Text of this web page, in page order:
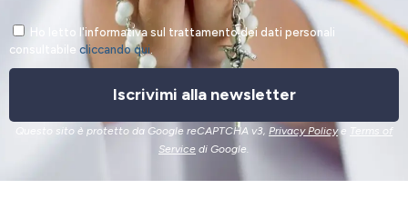
Ho letto l'informativa sul trattamento dei dati personali
consultabile cliccando qui.
Iscrivimi alla newsletter
Questo sito è protetto da Google reCAPTCHA v3, Privacy Policye Terms of
Service di Google.